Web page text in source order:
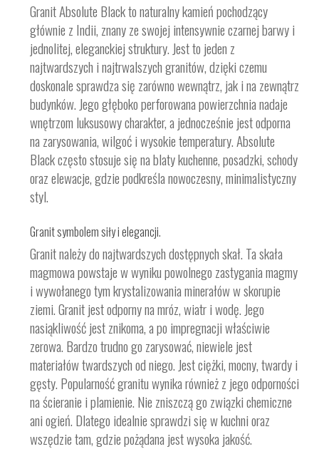
Granit Absolute Black to naturalny kamień pochodzący
głównie z Indii, znany ze swojej intensywnie czarnej barwy i
jednolitej, eleganckiej struktury. Jest to jeden z
najtwardszych i najtrwalszych granitów, dzięki czemu
doskonale sprawdza się zarówno wewnątrz, jak i na zewnątrz
budynków. Jego głęboko perforowana powierzchnia nadaje
wnętrzom luksusowy charakter, a jednocześnie jest odporna
na zarysowania, wilgoć i wysokie temperatury. Absolute
Black często stosuje się na blaty kuchenne, posadzki, schody
oraz elewacje, gdzie podkreśla nowoczesny, minimalistyczny
styl.
Granit symbolem siły i elegancji.
Granit należy do najtwardszych dostępnych skał. Ta skała
magmowa powstaje w wyniku powolnego zastygania magmy
i wywołanego tym krystalizowania minerałów w skorupie
ziemi. Granit jest odporny na mróz, wiatr i wodę. Jego
nasiąkliwość jest znikoma, a po impregnacji właściwie
zerowa. Bardzo trudno go zarysować, niewiele jest
materiałów twardszych od niego. Jest ciężki, mocny, twardy i
gęsty. Popularność granitu wynika również z jego odporności
na ścieranie i plamienie. Nie zniszczą go związki chemiczne
ani ogień. Dlatego idealnie sprawdzi się w kuchni oraz
wszędzie tam, gdzie pożądana jest wysoka jakość.